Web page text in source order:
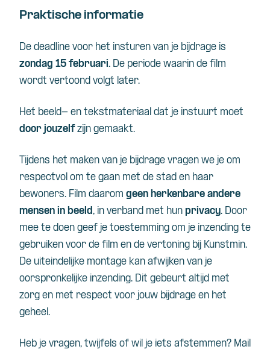
Praktische informatie
De deadline voor het insturen van je bijdrage is
zondag 15 februari. De periode waarin de film
wordt vertoond volgt later.
Het beeld- en tekstmateriaal dat je instuurt moet
door jouzelfzijn gemaakt.
Tijdens het maken van je bijdrage vragen we je om
respectvol om te gaan met de stad en haar
bewoners. Film daarom geen herkenbare andere
mensen in beeld, in verband met hun privacy. Door
mee te doen geef je toestemming om je inzending te
gebruiken voor de film en de vertoning bij Kunstmin.
De uiteindelijke montage kan afwijken van je
oorspronkelijke inzending. Dit gebeurt altijd met
zorg en met respect voor jouw bijdrage en het
geheel.
Heb je vragen, twijfels of wil je iets afstemmen? Mail